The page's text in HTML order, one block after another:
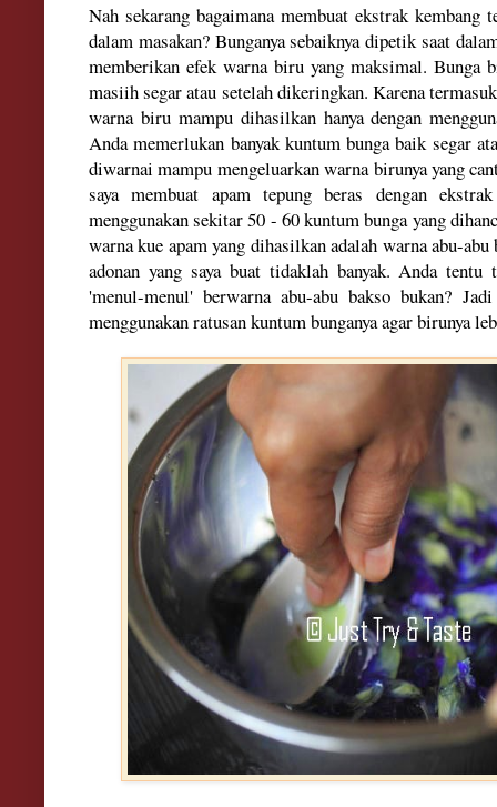
Nah sekarang bagaimana membuat ekstrak kembang
dalam masakan? Bunganya sebaiknya dipetik saat
memberikan efek warna biru yang maksimal. Bunga
masiih segar atau setelah dikeringkan. Karena
warna biru mampu dihasilkan hanya dengan
Anda memerlukan banyak kuntum bunga baik segar
diwarnai mampu mengeluarkan warna birunya yang
saya membuat apam tepung beras dengan
menggunakan sekitar 50 - 60 kuntum bunga yang
warna kue apam yang dihasilkan adalah warna abu-
adonan yang saya buat tidaklah banyak. Anda
'menul-menul' berwarna abu-abu bakso bukan?
menggunakan ratusan kuntum bunganya agar birunya